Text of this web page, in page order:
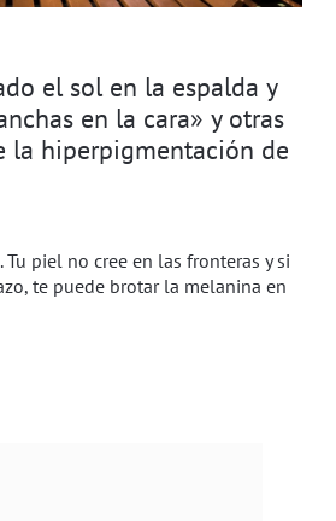
el sol en la espalda y
en la cara» y otras
la hiperpigmentación de
Tu piel no cree en las fronteras y si
te puede brotar la melanina en